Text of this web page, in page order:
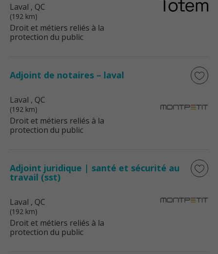
Laval , QC
(192 km)
Droit et métiers reliés à la
protection du public
Adjoint de notaires – laval
Laval , QC
(192 km)
Droit et métiers reliés à la
protection du public
Adjoint juridique | santé et sécurité au
travail (sst)
Laval , QC
(192 km)
Droit et métiers reliés à la
protection du public